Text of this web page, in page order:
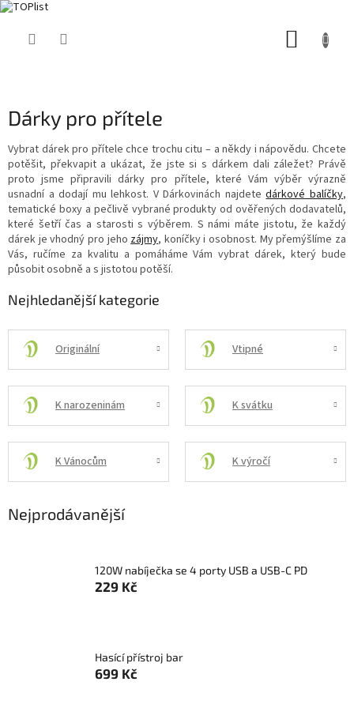
Dárky pro přítele
Vybrat dárek pro přítele chce trochu citu – a někdy i nápovědu. Chcete
potěšit, překvapit a ukázat, že jste si s dárkem dali záležet? Právě
proto jsme připravili dárky pro přítele, které Vám výběr výrazně
usnadní a dodají mu lehkost. V Dárkovinách najdetedárkové balíčky,
tematické boxy a pečlivě vybrané produkty od ověřených dodavatelů,
které šetří čas a starosti s výběrem. S námi máte jistotu, že každý
dárek je vhodný pro jeho zájmy, koníčky i osobnost. My přemýšlíme za
Vás, ručíme za kvalitu a pomáháme Vám vybrat dárek, který bude
působit osobně a s jistotou potěší.
Nejhledanější kategorie
Originální Vtipné
K narozeninám K svátku
K Vánocům K výročí
Nejprodávanější
120W nabíječka se 4 porty USB a USB-C PD
229 Kč
Hasící přístroj bar
699 Kč